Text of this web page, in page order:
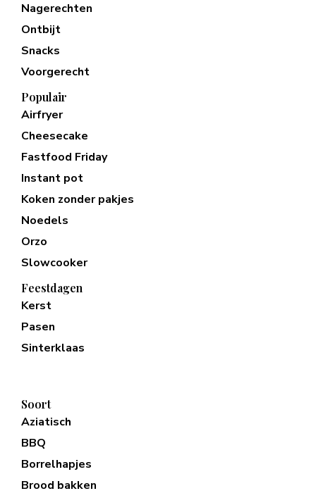
Nagerechten
Ontbijt
Snacks
Voorgerecht
Populair
Airfryer
Cheesecake
Fastfood Friday
Instant pot
Koken zonder pakjes
Noedels
Orzo
Slowcooker
Feestdagen
Kerst
Pasen
Sinterklaas
Soort
Aziatisch
BBQ
Borrelhapjes
Brood bakken